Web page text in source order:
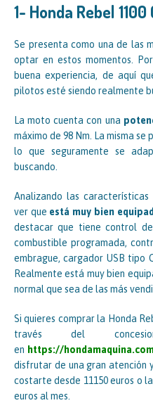
1- Honda Rebel 1100
Se presenta como una de las
optar en estos momentos.
buena experiencia, de aquí
pilotos esté siendo realmente
La moto cuenta con una
máximo de 98 Nm. La misma
lo que seguramente se
buscando.
Analizando las
ver que está muy bien
destacar que tiene control
combustible programada,
embrague, cargador USB tipo
Realmente está muy bien
normal que sea de las más
Si quieres comprar la Honda
través del
en https://
disfrutar de una gran atención
costarte desde 11150 euros o
euros al mes.